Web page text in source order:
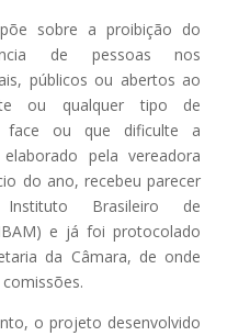
sobre a proibição do
de pessoas nos
públicos ou abertos ao
ou qualquer tipo de
face ou que dificulte a
pela vereadora
do ano, recebeu parecer
Brasileiro de
e já foi protocolado
da Câmara, de onde
o projeto desenvolvido